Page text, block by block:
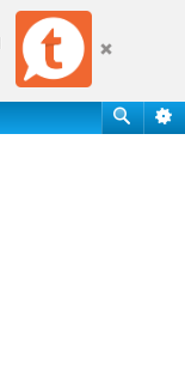
עמוד ראשי